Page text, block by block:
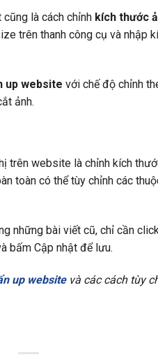
là cách chỉnh kích thước
trên thanh công cụ và nhập
up website với chế độ chỉnh
ảnh.
trên website là chỉnh kích
toàn có thể tùy chỉnh các
những bài viết cũ, chỉ cần
bấm Cập nhật để lưu.
up websitevà các cách tùy